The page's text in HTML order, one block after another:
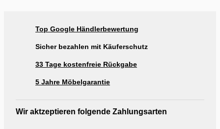
Top Google Händlerbewertung
Sicher bezahlen mit Käuferschutz
33 Tage kostenfreie Rückgabe
5 Jahre Möbelgarantie
Wir aktzeptieren folgende Zahlungsarten